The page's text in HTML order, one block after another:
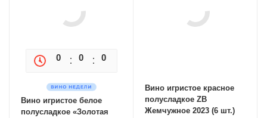
0 0 0
Вино игристое белое
полусладкое «Золотая
Вино игристое красное
полусладкое ZB
Жемчужное 2023 (6 шт.)